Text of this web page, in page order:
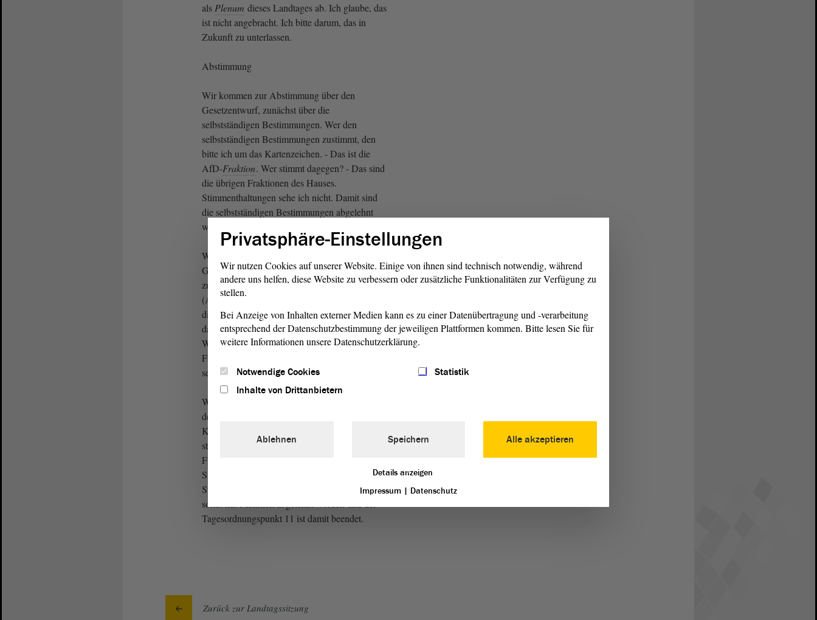
als Plenum dieses Landtages ab. Ich glaube, das
ist nicht angebracht. Ich bitte darum, das in
Zukunft zu unterlassen.
Abstimmung
Wir kommen zur Abstimmung über den
Gesetzentwurf, zunächst über die
selbstständigen Bestimmungen. Wer den
selbstständigen Bestimmungen zustimmt, den
bitte ich um das Kartenzeichen. - Das ist die
AfD-Fraktion. Wer stimmt dagegen? - Das sind
die übrigen Fraktionen des Hauses.
Stimmenthaltungen sehe ich nicht. Damit sind
die selbstständigen Bestimmungen abgelehnt
worden.
Wir kommen zur Abstimmung über die
Gesetzesüberschrift; sie lautet: SechstesGesetz
zur Änderung des Aufnahmegesetzes
(Asylnotstandsgesetz Sachsen-Anhalt). Wer
dieser Überschrift zustimmt, den bitte ich um
das Kartenzeichen. - Das ist die AfD-Fraktion.
Wer stimmt dagegen? - Das sind die anderen
Fraktionen des Hauses. Stimmenthaltungen
sehe ich nicht.
Wir stimmen über das
dem
Kartenzeichen. - Das ist die AfD-
stimmt dagegen? - Das sind die anderen
Fraktionen des Hauses. Es ist kein Raum für
Stimmenthaltungen. - Nein, keine
Stimmenthaltungen. Der Gesetzentwurf ist
somit mit Mehrheit abgelehnt worden und der
Tagesordnungspunkt 11 ist damit beendet.
Zurück zur Landtagssitzung
Privatsphäre-Einstellungen
Wir nutzen Cookies auf unserer Website. Einige von ihnen sind technisch notwendig, während
andere uns helfen, diese Website zu verbessern oder zusätzliche Funktionalitäten zur Verfügung zu
stellen.
Bei Anzeige von Inhalten externer Medien kann es zu einer Datenübertragung und -verarbeitung
entsprechend der Datenschutzbestimmung der jeweiligen Plattformen kommen. Bitte lesen Sie für
weitere Informationen unsere Datenschutzerklärung.
Notwendige Cookies
Statistik
Inhalte von Drittanbietern
Alle akzeptieren
Ablehnen Speichern
Details anzeigen
Impressum | Datenschutz